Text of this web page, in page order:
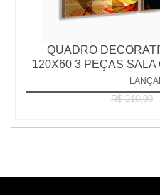
QUADRO
120X60 3 PEÇAS SALA
R$ 210,00